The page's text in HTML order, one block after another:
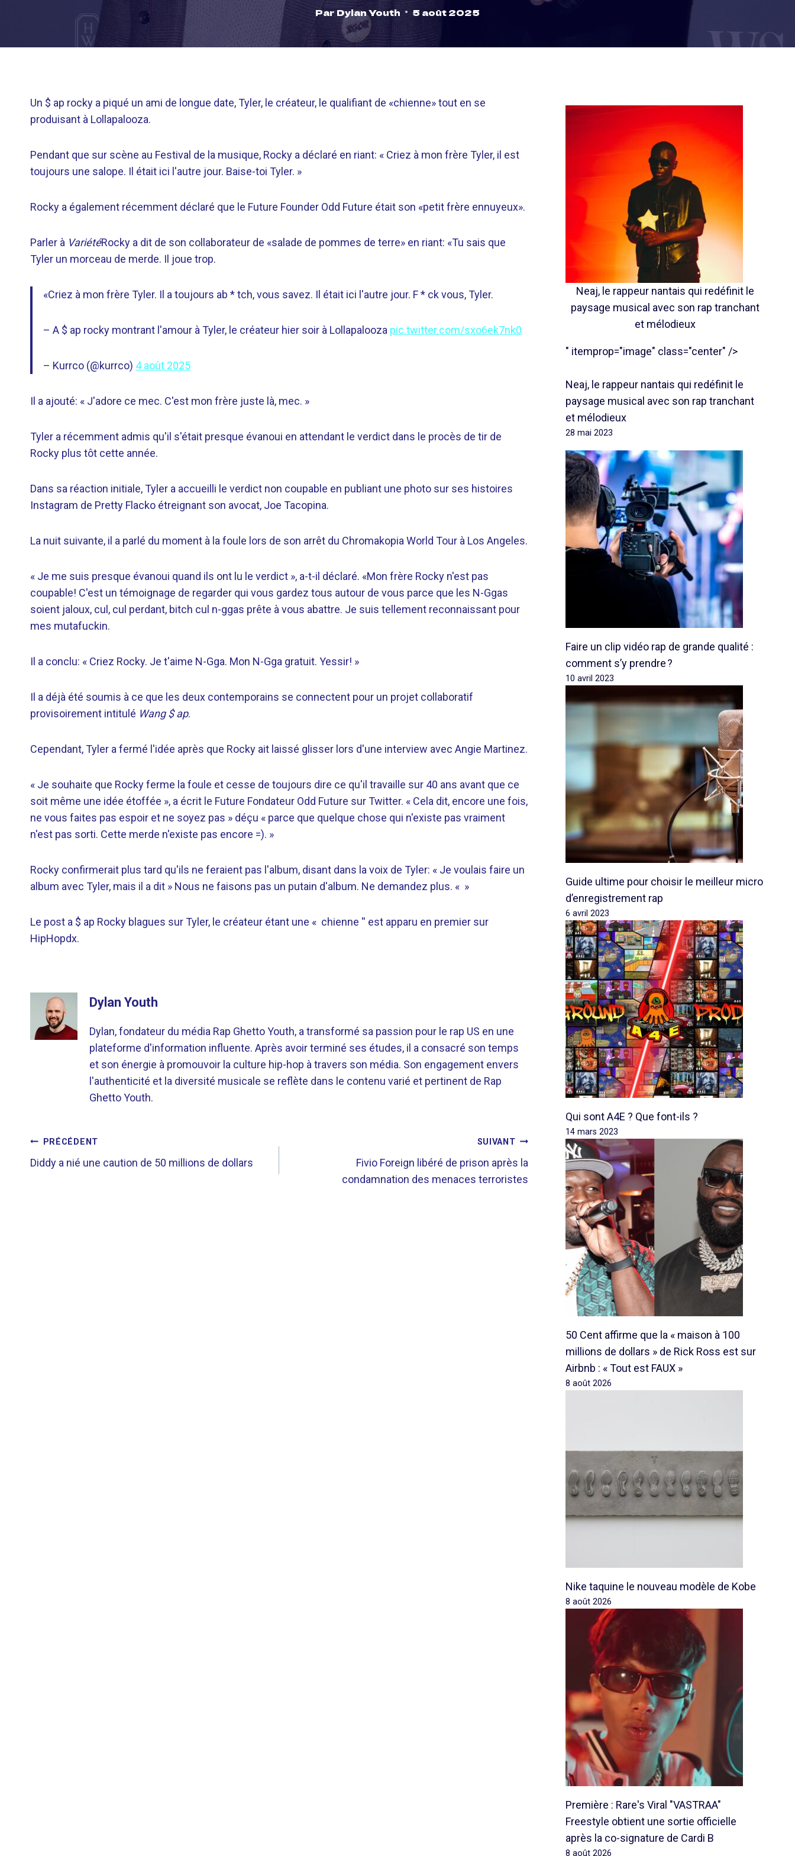
ParDylan Youth 5 août 2025
Un $ ap rocky a piqué un ami de longue date, Tyler, le créateur, le qualifiant de «chienne» tout en se
produisant à Lollapalooza.
Pendant que sur scène au Festival de la musique, Rocky a déclaré en riant: « Criez à mon frère Tyler, il est
toujours une salope. Il était ici l'autre jour. Baise-toi Tyler. »
Rocky a également récemment déclaré que le Future Founder Odd Future était son «petit frère ennuyeux».
Parler à VariétéRocky a dit de son collaborateur de «salade de pommes de terre» en riant: «Tu sais que
Tyler un morceau de merde. Il joue trop.
«Criez à mon frère Tyler. Il a toujours ab * tch, vous savez. Il était ici l'autre jour. F * ck vous, Tyler.
– A $ ap rocky montrant l'amour à Tyler, le créateur hier soir à Lollapalooza pic.twitter.com/sxo6ek7nk0
– Kurrco (@kurrco) 4 août 2025
Il a ajouté: « J'adore ce mec. C'est mon frère juste là, mec. »
Tyler a récemment admis qu'il s'était presque évanoui en attendant le verdict dans le procès de tir de
Rocky plus tôt cette année.
Dans sa réaction initiale, Tyler a accueilli le verdict non coupable en publiant une photo sur ses histoires
Instagram de Pretty Flacko étreignant son avocat, Joe Tacopina.
La nuit suivante, il a parlé du moment à la foule lors de son arrêt du Chromakopia World Tour à Los Angeles.
« Je me suis presque évanoui quand ils ont lu le verdict », a-t-il déclaré. «Mon frère Rocky n'est pas
coupable! C'est un témoignage de regarder qui vous gardez tous autour de vous parce que les N-Ggas
soient jaloux, cul, cul perdant, bitch cul n-ggas prête à vous abattre. Je suis tellement reconnaissant pour
mes mutafuckin.
Il a conclu: « Criez Rocky. Je t'aime N-Gga. Mon N-Gga gratuit. Yessir! »
Il a déjà été soumis à ce que les deux contemporains se connectent pour un projet collaboratif
provisoirement intitulé Wang $ ap.
Cependant, Tyler a fermé l'idée après que Rocky ait laissé glisser lors d'une interview avec Angie Martinez.
« Je souhaite que Rocky ferme la foule et cesse de toujours dire ce qu'il travaille sur 40 ans avant que ce
soit même une idée étoffée », a écrit le Future Fondateur Odd Future sur Twitter. « Cela dit, encore une fois,
ne vous faites pas espoir et ne soyez pas » déçu « parce que quelque chose qui n'existe pas vraiment
n'est pas sorti. Cette merde n'existe pas encore =). »
Rocky confirmerait plus tard qu'ils ne feraient pas l'album, disant dans la voix de Tyler: « Je voulais faire un
album avec Tyler, mais il a dit » Nous ne faisons pas un putain d'album. Ne demandez plus. « »
Le post a $ ap Rocky blagues sur Tyler, le créateur étant une « chienne '' est apparu en premier sur
HipHopdx.
Dylan Youth
Dylan, fondateur du média Rap Ghetto Youth, a transformé sa passion pour le rap US en une
plateforme d'information influente. Après avoir terminé ses études, il a consacré son temps
et son énergie à promouvoir la culture hip-hop à travers son média. Son engagement envers
l'authenticité et la diversité musicale se reflète dans le contenu varié et pertinent de Rap
Ghetto Youth.
NAVIGATION
DE
PRÉCÉDENT
Diddy a nié une caution de 50 millions de dollars
SUIVANT
Fivio Foreign libéré de prison après la
condamnation des menaces terroristes
Neaj, le rappeur nantais qui redéfinit le
paysage musical avec son rap tranchant
et mélodieux
" itemprop="image" class="center" />
Neaj, le rappeur nantais qui redéfinit le
paysage musical avec son rap tranchant
et mélodieux
28 mai 2023
Faire un clip vidéo rap de grande qualité :
comment s’y prendre ?
10 avril 2023
Guide ultime pour choisir le meilleur micro
d’enregistrement rap
6 avril 2023
Qui sont A4E ? Que font-ils ?
14 mars 2023
50 Cent affirme que la « maison à 100
millions de dollars » de Rick Ross est sur
Airbnb : « Tout est FAUX »
8 août 2026
Nike taquine le nouveau modèle de Kobe
8 août 2026
Première : Rare's Viral "VASTRAA"
Freestyle obtient une sortie officielle
après la co-signature de Cardi B
8 août 2026